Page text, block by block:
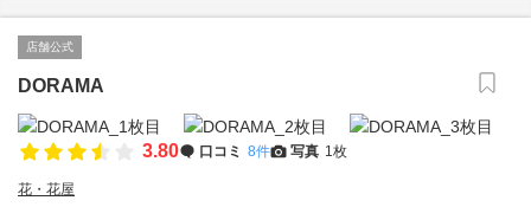
店舗公式
DORAMA
3.80 口コミ 8件 写真 1枚
花・花屋